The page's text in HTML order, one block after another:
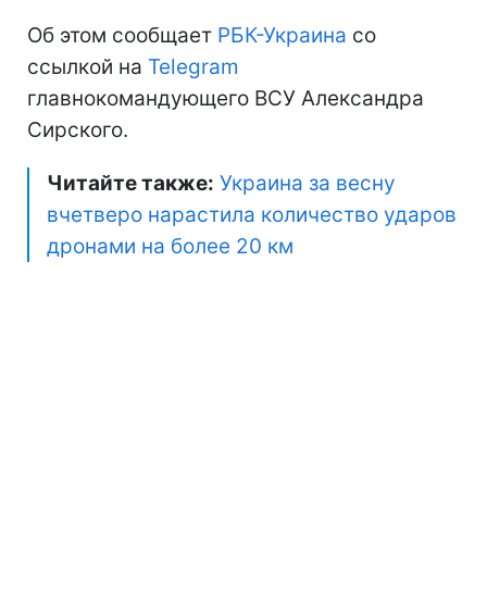
Об этом сообщает РБК-Украина со
ссылкой на Telegram
главнокомандующего ВСУ Александра
Сирского.
Читайте также: Украина за весну
вчетверо нарастила количество ударов
дронами на более 20 км